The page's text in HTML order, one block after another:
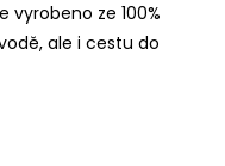
vyrobeno ze 100%
ale i cestu do